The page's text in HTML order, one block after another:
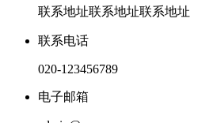
联系地址联系地址联系地址
联系电话
020-123456789
电子邮箱